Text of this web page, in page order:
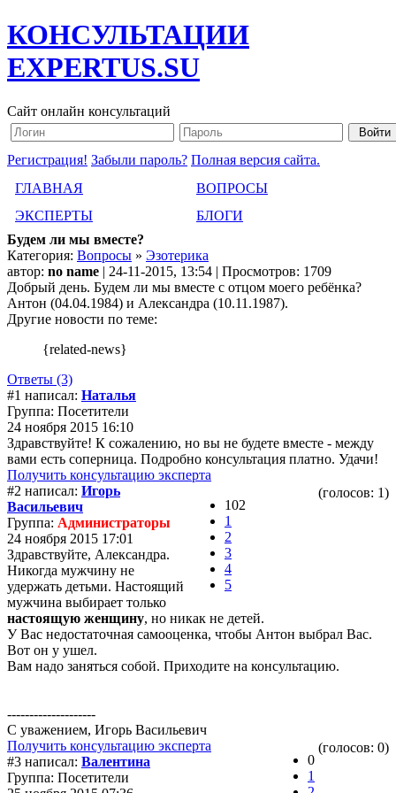
КОНСУЛЬТАЦИИ
EXPERTUS.SU
Сайт онлайн консультаций
Регистрация! Забыли пароль? Полная версия сайта.
ГЛАВНАЯ
ВОПРОСЫ
ЭКСПЕРТЫ
БЛОГИ
Будем ли мы вместе?
Категория: Вопросы » Эзотерика
автор: no name | 24-11-2015, 13:54 | Просмотров: 1709
Добрый день. Будем ли мы вместе с отцом моего ребёнка?
Антон (04.04.1984) и Александра (10.11.1987).
Другие новости по теме:
{related-news}
Ответы (3)
#1 написал: Наталья
Группа: Посетители
24 ноября 2015 16:10
Здравствуйте! К сожалению, но вы не будете вместе - между
вами есть соперница. Подробно консультация платно. Удачи!
Получить консультацию эксперта
102
1
2
3
4
5
(голосов: 1)
#2 написал: Игорь
Васильевич
Группа: Администраторы
24 ноября 2015 17:01
Здравствуйте, Александра.
Никогда мужчину не
удержать детьми. Настоящий
мужчина выбирает только
настоящую женщину, но никак не детей.
У Вас недостаточная самооценка, чтобы Антон выбрал Вас.
Вот он у ушел.
Вам надо заняться собой. Приходите на консультацию.
--------------------
С уважением, Игорь Васильевич
Получить консультацию эксперта
0
1
(голосов: 0)
#3 написал: Валентина
Группа: Посетители